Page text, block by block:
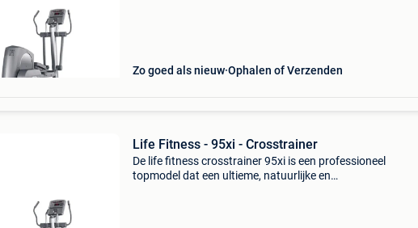
Zo goed als nieuw Ophalen of Verzenden
Life Fitness - 95xi - Crosstrainer
De life fitness crosstrainer 95xi is een professioneel
topmodel dat een ultieme, natuurlijke en